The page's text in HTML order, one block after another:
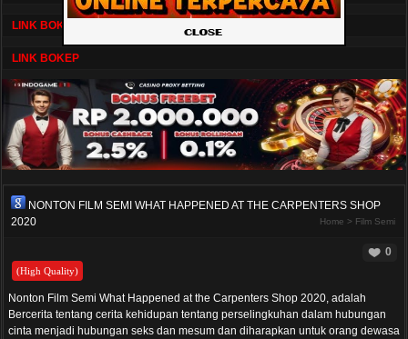
LINK BOKEP
LINK BOKEP
NONTON FILM SEMI WHAT HAPPENED AT THE CARPENTERS SHOP
2020
Home > Film Semi
0
(High Quality)
Nonton Film Semi What Happened at the Carpenters Shop 2020, adalah
Bercerita tentang cerita kehidupan tentang perselingkuhan dalam hubungan
cinta menjadi hubungan seks dan mesum dan diharapkan untuk orang dewasa